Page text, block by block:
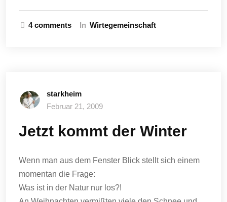
4 comments In Wirtegemeinschaft
starkheim
Februar 21, 2009
Jetzt kommt der Winter
Wenn man aus dem Fenster Blick stellt sich einem
momentan die Frage:
Was ist in der Natur nur los?!